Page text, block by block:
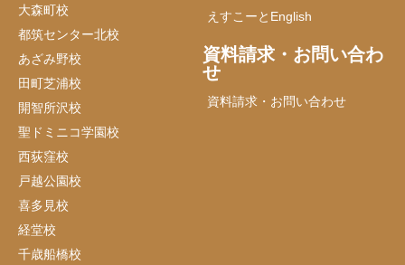
大森町校
都筑センター北校
あざみ野校
田町芝浦校
開智所沢校
聖ドミニコ学園校
西荻窪校
戸越公園校
喜多見校
経堂校
千歳船橋校
えすこーとEnglish
資料請求・お問い合わ
せ
資料請求・お問い合わせ